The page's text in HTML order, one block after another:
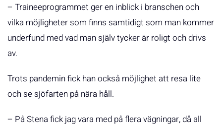
– Traineeprogrammet ger en inblick i branschen och
vilka möjligheter som finns samtidigt som man kommer
underfund med vad man själv tycker är roligt och drivs
av.
Trots pandemin fick han också möjlighet att resa lite
och se sjöfarten på nära håll.
– På Stena fick jag vara med på flera vägningar, då all